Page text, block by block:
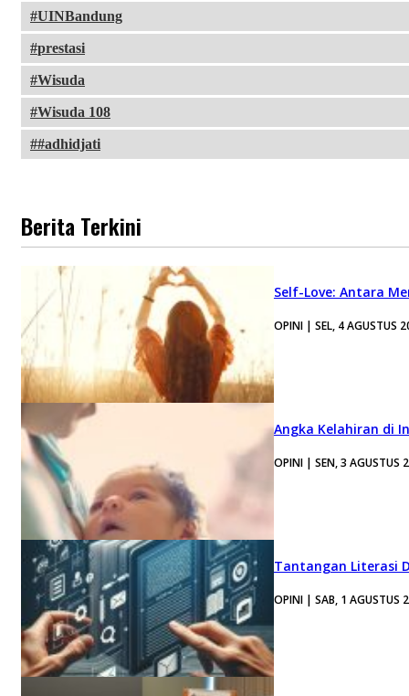
UINBandung
prestasi
Wisuda
Wisuda 108
#adhidjati
Berita Terkini
Self-Love: Antara
OPINI | SEL, 4 AGUSTUS
Angka Kelahiran di
OPINI | SEN, 3 AGUSTUS
Tantangan Literasi
OPINI | SAB, 1 AGUSTUS